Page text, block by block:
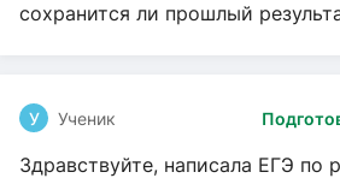
сохранится ли прошлый
У Ученик
Здравствуйте, написала ЕГЭ по